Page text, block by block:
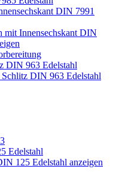
DIN 7991
mit Innensechskant DIN
DIN 963 Edelstahl
Schlitz DIN 963 Edelstahl
Edelstahl
125 Edelstahl anzeigen